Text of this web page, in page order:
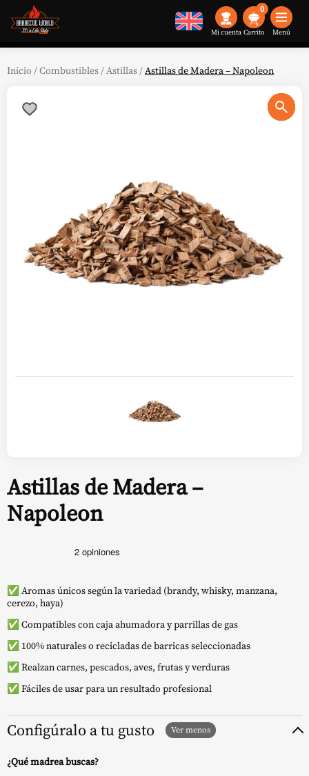
Mi cuenta
0
Menú
Inicio /Combustibles /Astillas /Astillas de Madera – Napoleon
Astillas de Madera –
Napoleon
✅ Aromas únicos según la variedad (brandy, whisky, manzana,
cerezo, haya)
✅ Compatibles con caja ahumadora y parrillas de gas
✅ 100% naturales o recicladas de barricas seleccionadas
✅ Realzan carnes, pescados, aves, frutas y verduras
✅ Fáciles de usar para un resultado profesional
Configúralo a tu gusto
¿Qué madrea buscas?